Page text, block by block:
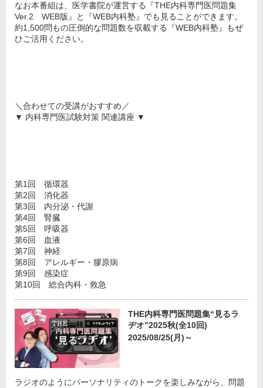
なお本番組は、医学書院が運営する『THE内科専門医問題集
Ver.2 WEB版』と『WEB内科塾』でも見ることができます。
約1,500問もの圧倒的な問題数を収載する『WEB内科塾』もぜ
ひご活用ください。
＼合わせての受講がおすすめ／
▼ 内科専門医試験対策 関連講座 ▼
第1回 循環器
第2回 消化器
第3回 内分泌・代謝
第4回 腎臓
第5回 呼吸器
第6回 血液
第7回 神経
第8回 アレルギー・膠原病
第9回 感染症
第10回 総合内科・救急
THE内科専門医問題集“見るラ
ヂオ”2025秋(全10回)
2025/08/25(月)～
ラジオのようにパーソナリティのトークを楽しみながら、問題